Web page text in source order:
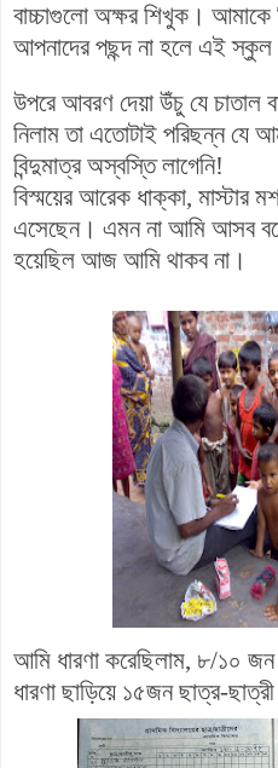
বাচ্চাগুলো অক্ষর শিখুক।
আপনাদের পছন্দ না হলে এই
উপরে আবরণ দেয়া উঁচু যে চাতাল
নিলাম তা এতোটাই পরিছন্ন যে
বিন্দুমাত্র অস্বস্তি লাগেনি!
বিস্ময়ের আরেক ধাক্কা, মাস্টার
এসেছেন। এমন না আমি আসব
হয়েছিল আজ আমি থাকব না।
আমি ধারণা করেছিলাম, ৮/১০ জন
ধারণা ছাড়িয়ে ১৫জন ছাত্র-